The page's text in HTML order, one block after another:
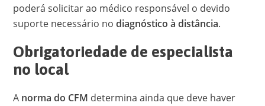
poderá solicitar ao médico responsável o devido
suporte necessário nodiagnóstico à distância.
Obrigatoriedade de especialista
no local
A norma do CFM determina ainda que deve haver